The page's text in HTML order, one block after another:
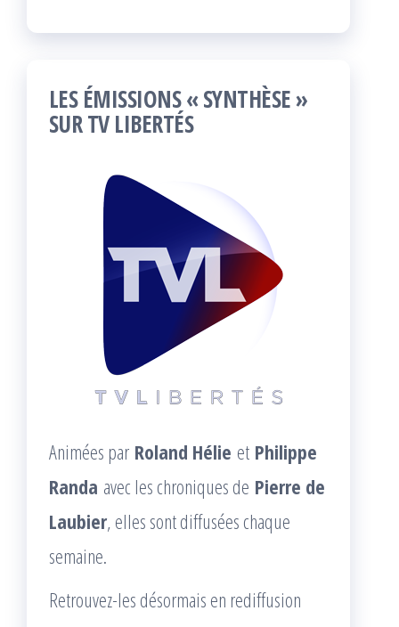
LES ÉMISSIONS « SYNTHÈSE »
SUR TV LIBERTÉS
Animées par Roland Hélie et Philippe
Randa avec les chroniques de Pierre de
Laubier, elles sont diffusées chaque
semaine.
Retrouvez-les désormais en rediffusion